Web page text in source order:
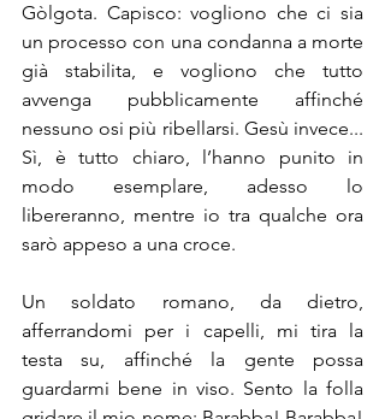
Gòlgota. Capisco: vogliono che ci sia
un processo con una condanna a morte
già stabilita, e vogliono che tutto
avvenga pubblicamente affinché
nessuno osi più ribellarsi. Gesù invece...
Sì, è tutto chiaro, l’hanno punito in
modo esemplare, adesso lo
libereranno, mentre io tra qualche ora
sarò appeso a una croce.
Un soldato romano, da dietro,
afferrandomi per i capelli, mi tira la
testa su, affinché la gente possa
guardarmi bene in viso. Sento la folla